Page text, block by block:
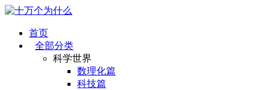
首页
全部分类
科学世界
数理化篇
科技篇